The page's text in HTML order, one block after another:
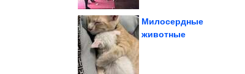
Милосердные
животные